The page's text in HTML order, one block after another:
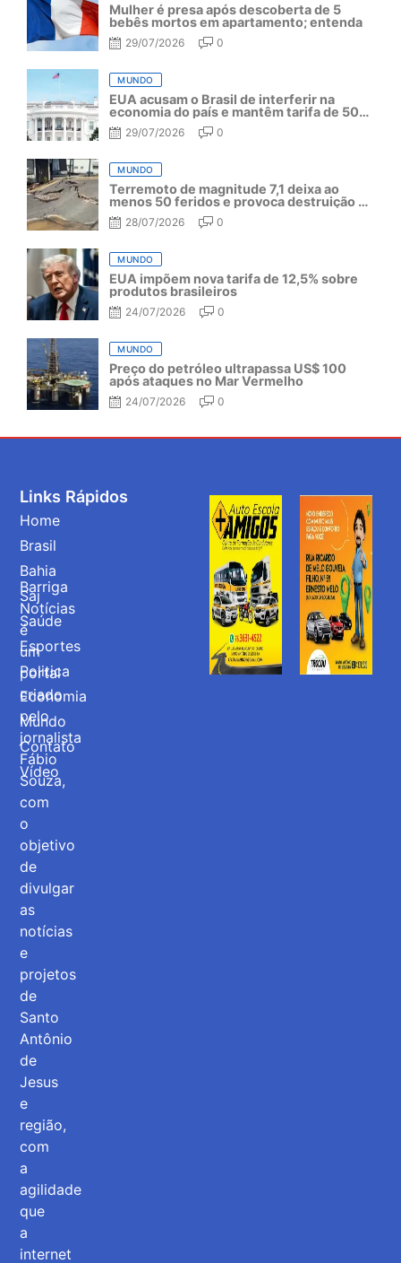
Mulher é presa após descoberta de 5
bebês mortos em apartamento; entenda
29/07/2026 0
MUNDO
EUA acusam o Brasil de interferir na
economia do país e mantêm tarifa de 50%
por mais um ano
29/07/2026 0
MUNDO
Terremoto de magnitude 7,1 deixa ao
menos 50 feridos e provoca destruição no
Japão
28/07/2026 0
MUNDO
EUA impõem nova tarifa de 12,5% sobre
produtos brasileiros
24/07/2026 0
MUNDO
Preço do petróleo ultrapassa US$ 100
após ataques no Mar Vermelho
24/07/2026 0
Barriga
Notícias
é
um
portal
criado
pelo
jornalista
Fábio
Souza,
com
o
objetivo
de
divulgar
as
notícias
e
projetos
de
Santo
Antônio
de
Jesus
e
região,
com
a
agilidade
que
a
internet
Links Rápidos
Home
Brasil
Bahia
Saj
Saúde
Esportes
Politica
Economia
Mundo
Contato
Vídeo